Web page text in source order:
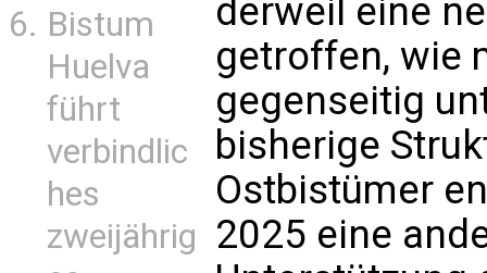
Bistum
Huelva
führt
verbindlic
hes
zweijährig
derweil eine
getroffen, wie
gegenseitig
bisherige
Ostbistümer
2025 eine